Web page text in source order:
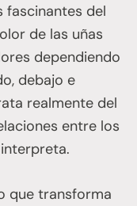
fascinantes del
de las uñas
dependiendo
debajo e
realmente del
entre los
que transforma